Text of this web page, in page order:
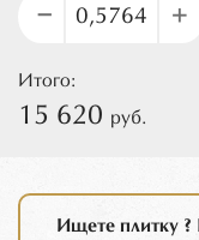
– +
Итого:
15 620 руб.
Ищете плитку ?